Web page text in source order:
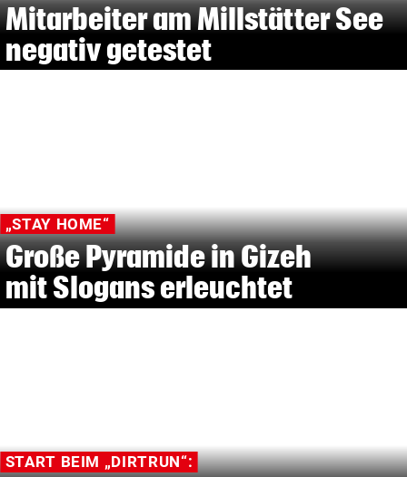
Mitarbeiter am Millstätter See
negativ getestet
„STAY HOME“
Große Pyramide in Gizeh
mit Slogans erleuchtet
START BEIM „DIRTRUN“: